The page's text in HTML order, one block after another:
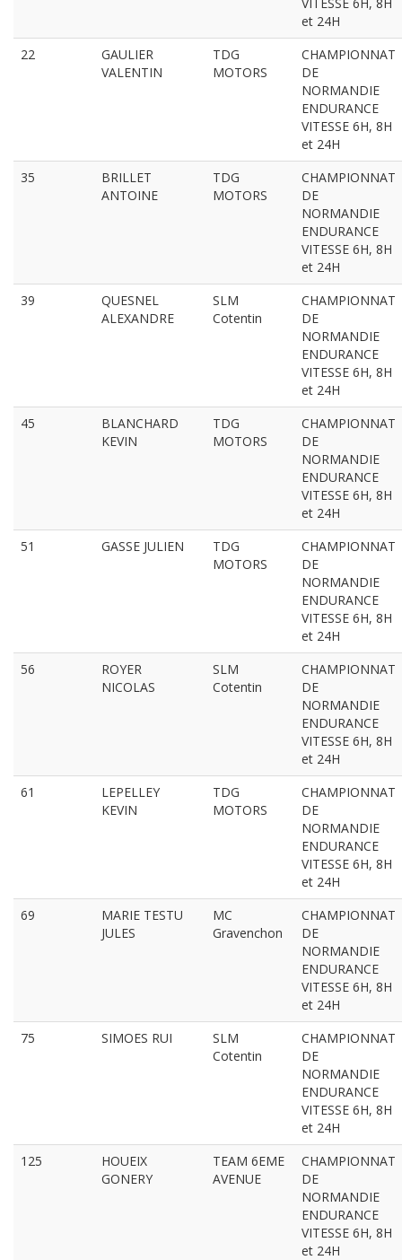
et 24H
22
GAULIER
VALENTIN
TDG
MOTORS
CHAMPIONNAT
DE
NORMANDIE
ENDURANCE
VITESSE 6H, 8H
et 24H
35
BRILLET
ANTOINE
TDG
MOTORS
CHAMPIONNAT
DE
NORMANDIE
ENDURANCE
VITESSE 6H, 8H
et 24H
39
QUESNEL
ALEXANDRE
SLM
Cotentin
CHAMPIONNAT
DE
NORMANDIE
ENDURANCE
VITESSE 6H, 8H
et 24H
45
BLANCHARD
KEVIN
TDG
MOTORS
CHAMPIONNAT
DE
NORMANDIE
ENDURANCE
VITESSE 6H, 8H
et 24H
51
GASSE JULIEN
TDG
MOTORS
CHAMPIONNAT
DE
NORMANDIE
ENDURANCE
VITESSE 6H, 8H
et 24H
56
ROYER
NICOLAS
SLM
Cotentin
CHAMPIONNAT
DE
NORMANDIE
ENDURANCE
VITESSE 6H, 8H
et 24H
61
LEPELLEY
KEVIN
TDG
MOTORS
CHAMPIONNAT
DE
NORMANDIE
ENDURANCE
VITESSE 6H, 8H
et 24H
69
MARIE TESTU
JULES
MC
Gravenchon
CHAMPIONNAT
DE
NORMANDIE
ENDURANCE
VITESSE 6H, 8H
et 24H
75
SIMOES RUI
SLM
Cotentin
CHAMPIONNAT
DE
NORMANDIE
ENDURANCE
VITESSE 6H, 8H
et 24H
125
HOUEIX
GONERY
TEAM 6EME
AVENUE
CHAMPIONNAT
DE
NORMANDIE
ENDURANCE
VITESSE 6H, 8H
et 24H